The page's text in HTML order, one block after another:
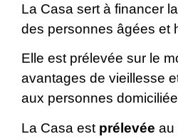
La Casa sert à financer
des personnes âgées et
Elle est prélevée sur le
avantages de vieillesse
aux personnes
La Casa est prélevée au